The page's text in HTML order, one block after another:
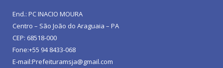
End.: PC INACIO MOURA
Centro – São João do Araguaia – PA
CEP: 68518-000
Fone:+55 94 8433-068
E-mail:Prefeituramsja@gmail.com